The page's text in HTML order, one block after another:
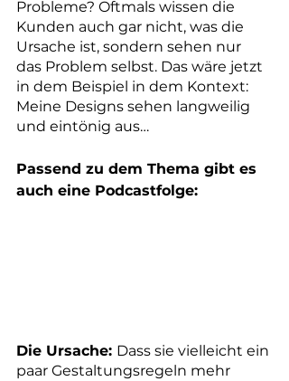
Probleme? Oftmals wissen die
Kunden auch gar nicht, was die
Ursache ist, sondern sehen nur
das Problem selbst. Das wäre jetzt
in dem Beispiel in dem Kontext:
Meine Designs sehen langweilig
und eintönig aus…
Passend zu dem Thema gibt es
auch eine Podcastfolge:
Die Ursache: Dass sie vielleicht ein
paar Gestaltungsregeln mehr